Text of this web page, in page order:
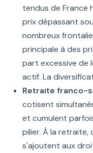
tendus de France
prix dépassant
nombreux
principale à des
part excessive de
actif. La
Retraite franco-
cotisent
et cumulent
pilier. À la retraite,
s'ajoutent aux